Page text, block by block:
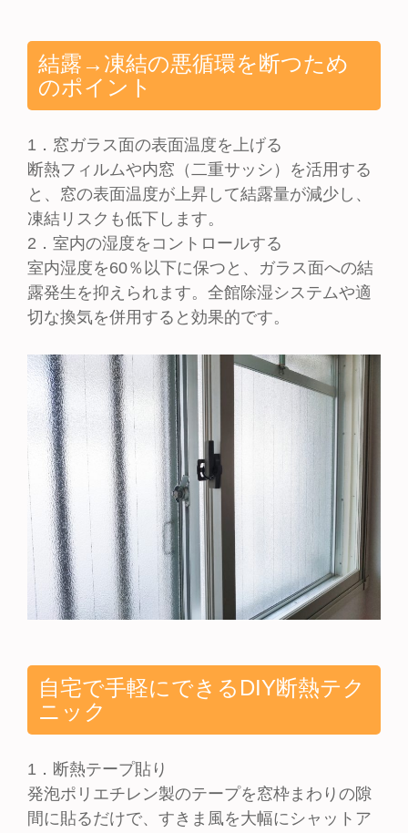
結露→凍結の悪循環を断つため
のポイント
1．窓ガラス面の表面温度を上げる
断熱フィルムや内窓（二重サッシ）を活用する
と、窓の表面温度が上昇して結露量が減少し、
凍結リスクも低下します。
2．室内の湿度をコントロールする
室内湿度を60％以下に保つと、ガラス面への結
露発生を抑えられます。全館除湿システムや適
切な換気を併用すると効果的です。
自宅で手軽にできるDIY断熱テク
ニック
1．断熱テープ貼り
発泡ポリエチレン製のテープを窓枠まわりの隙
間に貼るだけで、すきま風を大幅にシャットア